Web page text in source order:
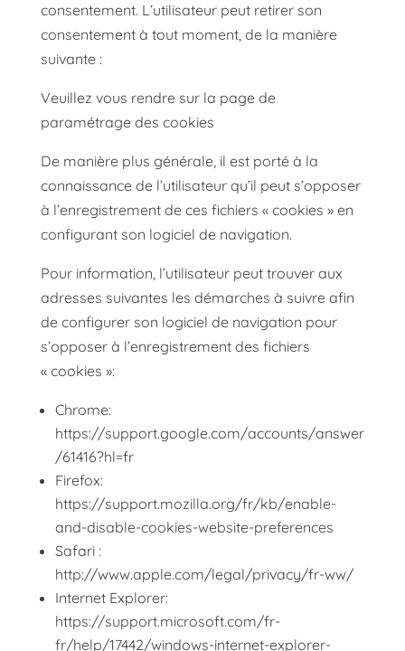
consentement. L’utilisateur peut retirer son
consentement à tout moment, de la manière
suivante :
Veuillez vous rendre sur la page de
paramétrage des cookies
De manière plus générale, il est porté à la
connaissance de l’utilisateur qu’il peut s’opposer
à l’enregistrement de ces fichiers « cookies » en
configurant son logiciel de navigation.
Pour information, l’utilisateur peut trouver aux
adresses suivantes les démarches à suivre afin
de configurer son logiciel de navigation pour
s’opposer à l’enregistrement des fichiers
« cookies »:
Chrome:
https://support.google.com/accounts/answer
/61416?hl=fr
Firefox:
https://support.mozilla.org/fr/kb/enable-
and-disable-cookies-website-preferences
Safari :
http://www.apple.com/legal/privacy/fr-ww/
Internet Explorer:
https://support.microsoft.com/fr-
fr/help/17442/windows-internet-explorer-